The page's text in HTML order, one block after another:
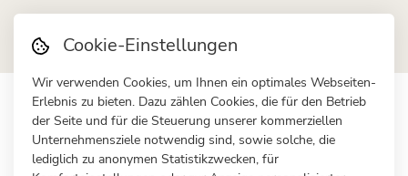
Cookie-Einstellungen
Wir verwenden Cookies, um Ihnen ein optimales Webseiten-
Erlebnis zu bieten. Dazu zählen Cookies, die für den Betrieb
der Seite und für die Steuerung unserer kommerziellen
Unternehmensziele notwendig sind, sowie solche, die
lediglich zu anonymen Statistikzwecken, für
Leistungen